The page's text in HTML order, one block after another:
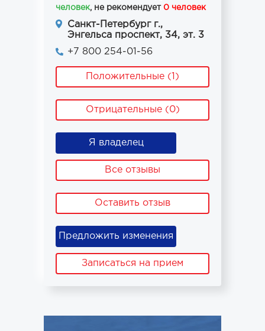
человек, не рекомендует 0 человек
Санкт-Петербург г.,
Энгельса проспект, 34, эт. 3
+7 800 254-01-56
Положительные (1)
Отрицательные (0)
Я владелец
Все отзывы
Оставить отзыв
Предложить изменения
Записаться на прием